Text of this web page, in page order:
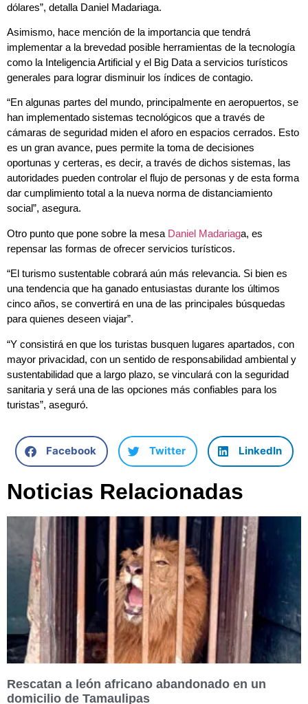
dólares”, detalla Daniel Madariaga.
Asimismo, hace mención de la importancia que tendrá
implementar a la brevedad posible herramientas de la tecnología
como la Inteligencia Artificial y el Big Data a servicios turísticos
generales para lograr disminuir los índices de contagio.
“En algunas partes del mundo, principalmente en aeropuertos, se
han implementado sistemas tecnológicos que a través de
cámaras de seguridad miden el aforo en espacios cerrados. Esto
es un gran avance, pues permite la toma de decisiones
oportunas y certeras, es decir, a través de dichos sistemas, las
autoridades pueden controlar el flujo de personas y de esta forma
dar cumplimiento total a la nueva norma de distanciamiento
social”, asegura.
Otro punto que pone sobre la mesa Daniel Madariaga, es
repensar las formas de ofrecer servicios turísticos.
“El turismo sustentable cobrará aún más relevancia. Si bien es
una tendencia que ha ganado entusiastas durante los últimos
cinco años, se convertirá en una de las principales búsquedas
para quienes deseen viajar”.
“Y consistirá en que los turistas busquen lugares apartados, con
mayor privacidad, con un sentido de responsabilidad ambiental y
sustentabilidad que a largo plazo, se vinculará con la seguridad
sanitaria y será una de las opciones más confiables para los
turistas”, aseguró.
Facebook Twitter LinkedIn
Noticias Relacionadas
Rescatan a león africano abandonado en un
domicilio de Tamaulipas